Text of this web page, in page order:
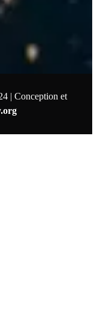
| Conception et